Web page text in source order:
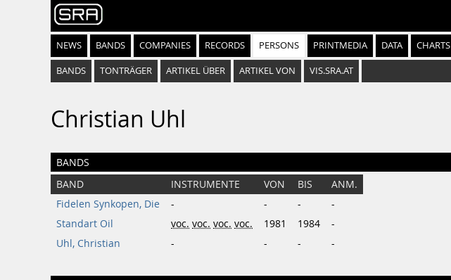
NEWS BANDS COMPANIES RECORDS PERSONS PRINTMEDIA DATA CHARTS
BANDS TONTRÄGER ARTIKEL ÜBER ARTIKEL VON VIS.SRA.AT
Christian Uhl
BANDS
BAND INSTRUMENTE VON BIS
ANM.
Fidelen Synkopen, Die
- - -
-
Standart Oil
voc. voc. voc. voc. 1981 1984
-
Uhl, Christian
- - - -